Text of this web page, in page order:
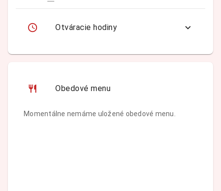
Otváracie hodiny
Obedové menu
Momentálne nemáme uložené obedové menu.